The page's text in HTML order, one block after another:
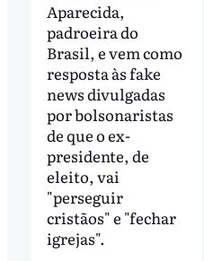
Aparecida,
padroeira do
Brasil, e vem como
resposta às fake
news divulgadas
por bolsonaristas
de que o ex-
presidente, de
eleito, vai
"perseguir
cristãos" e "fechar
igrejas".